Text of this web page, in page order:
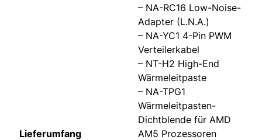
Lieferumfang
– NA-RC16 Low-Noise-
Adapter (L.N.A.)
– NA-YC1 4-Pin PWM
Verteilerkabel
– NT-H2 High-End
Wärmeleitpaste
– NA-TPG1
Wärmeleitpasten-
Dichtblende für AMD
AM5 Prozessoren